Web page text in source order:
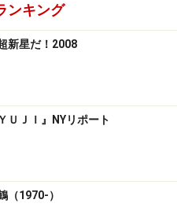
ンキング
新星だ！2008
ＵＪＩ』NYリポート
（1970-）